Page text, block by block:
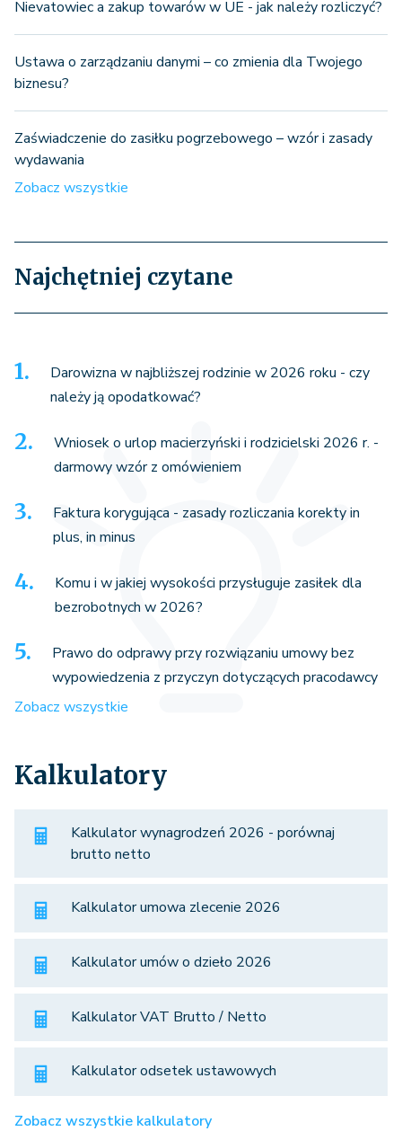
Nievatowiec a zakup towarów w UE - jak należy rozliczyć?
Ustawa o zarządzaniu danymi – co zmienia dla Twojego
biznesu?
Zaświadczenie do zasiłku pogrzebowego – wzór i zasady
wydawania
Zobacz wszystkie
Najchętniej czytane
Darowizna w najbliższej rodzinie w 2026 roku - czy
należy ją opodatkować?
Wniosek o urlop macierzyński i rodzicielski 2026 r. -
darmowy wzór z omówieniem
Faktura korygująca - zasady rozliczania korekty in
plus, in minus
Komu i w jakiej wysokości przysługuje zasiłek dla
bezrobotnych w 2026?
Prawo do odprawy przy rozwiązaniu umowy bez
wypowiedzenia z przyczyn dotyczących pracodawcy
Zobacz wszystkie
Kalkulatory
Kalkulator wynagrodzeń 2026 - porównaj
brutto netto
Kalkulator umowa zlecenie 2026
Kalkulator umów o dzieło 2026
Kalkulator VAT Brutto / Netto
Kalkulator odsetek ustawowych
Zobacz wszystkie kalkulatory